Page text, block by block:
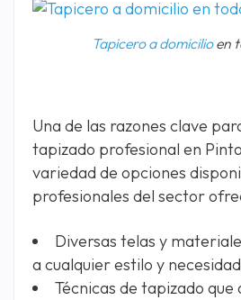
Tapicero a domicilioen
Una de las razones clave
tapizado profesional en
variedad de opciones
profesionales del sector
Diversas telas y
a cualquier estilo y
Técnicas de tapizado que